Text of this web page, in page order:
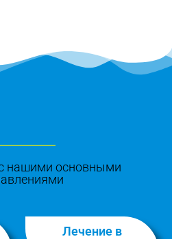
нашими основными
Лечение в